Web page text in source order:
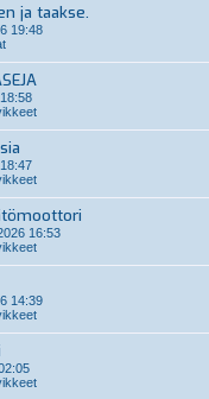
ja taakse.
19:48
16:53
14:39